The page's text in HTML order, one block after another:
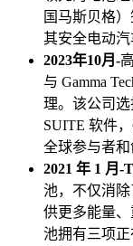
国马斯贝格
其安全电动汽
2023年10月-
与 Gamma
理。该公司选
SUITE 软件
全球参与者和
2021 年 1 月-T
池，不仅消
供更多能量
池拥有三项